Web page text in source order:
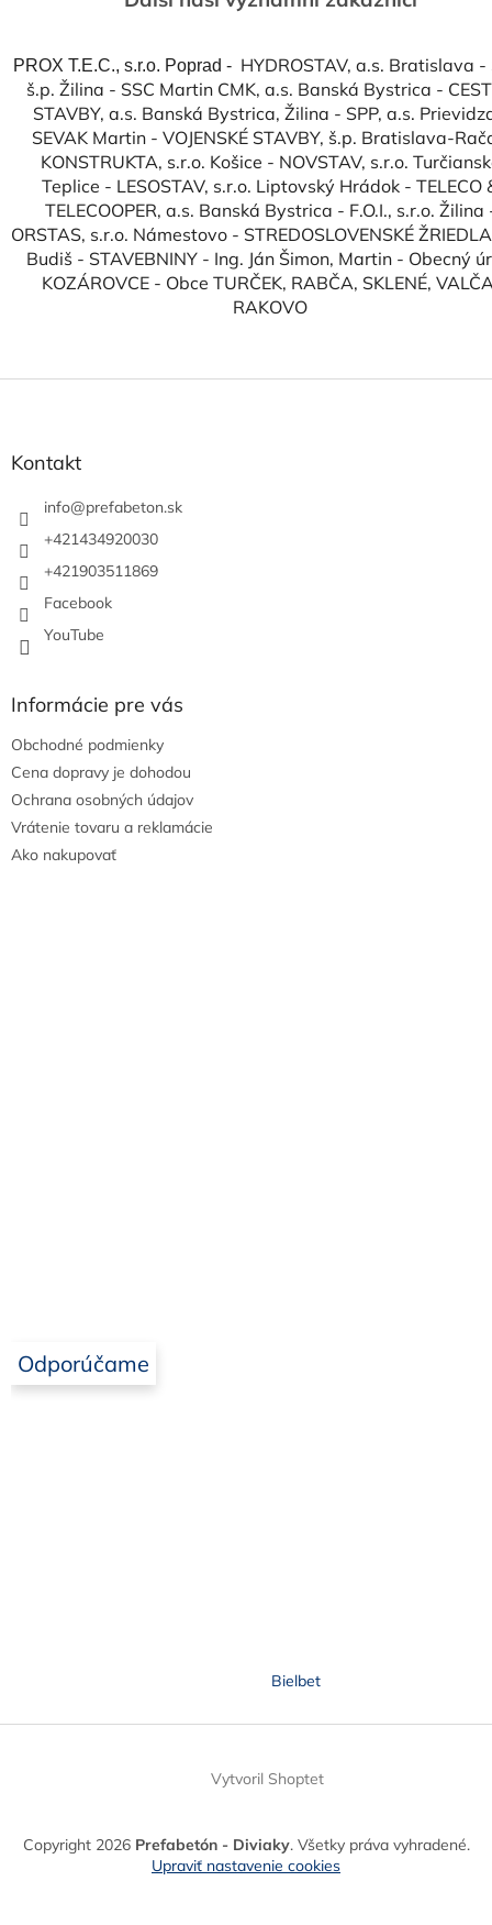
PROX T.E.C., s.r.o. Poprad - HYDROSTAV, a.s. Bratislava -
š.p. Žilina - SSC Martin CMK, a.s. Banská Bystrica -
STAVBY, a.s. Banská Bystrica, Žilina - SPP, a.s.
SEVAK Martin - VOJENSKÉ STAVBY, š.p. Bratislava-
KONSTRUKTA, s.r.o. Košice - NOVSTAV, s.r.o.
Teplice - LESOSTAV, s.r.o. Liptovský Hrádok - TELECO
TELECOOPER, a.s. Banská Bystrica - F.O.I., s.r.o. Žilina
ORSTAS, s.r.o. Námestovo - STREDOSLOVENSKÉ
Budiš - STAVEBNINY - Ing. Ján Šimon, Martin - Obecný
KOZÁROVCE - Obce TURČEK, RABČA, SKLENÉ,
RAKOVO
Z
Kontakt
info@prefabeton.sk
+421434920030
+421903511869
Facebook
YouTube
Informácie pre vás
Obchodné podmienky
Cena dopravy je dohodou
Ochrana osobných údajov
Vrátenie tovaru a reklamácie
Ako nakupovať
Odporúčame
Bielbet
Vytvoril Shoptet
Copyright 2026 Prefabetón - Diviaky. Všetky práva vyhradené.
Upraviť nastavenie cookies